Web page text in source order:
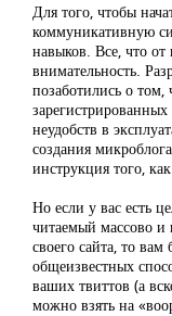
Для того, чтобы
коммуникативную
навыков. Все, что от
внимательность.
позаботились о том,
неудобств в
создания
инструкция того,
Но если у вас есть
читаемый массово и
своего сайта, то
общеизвестных
ваших твиттов (а
можно взять на